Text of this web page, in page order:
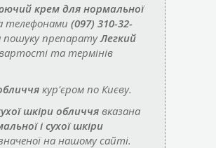
крем для нормальної
телефонами (097) 310-32-
препаратуЛегкий
та термінів
кур'єром по Києву.
шкіри обличчявказана
і сухої шкіри
на нашому сайті.